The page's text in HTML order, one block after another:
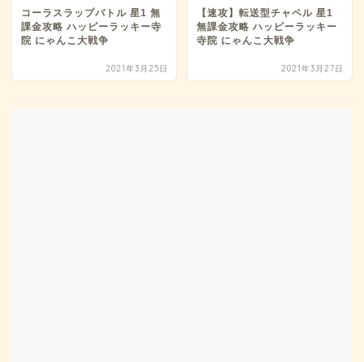
コーラスラップバトル 星1 無
課金攻略 ハッピーラッキー寺
院 にゃんこ大戦争
2021年3月25日
【速攻】転送型チャペル 星1
無課金攻略 ハッピーラッキー
寺院 にゃんこ大戦争
2021年3月27日